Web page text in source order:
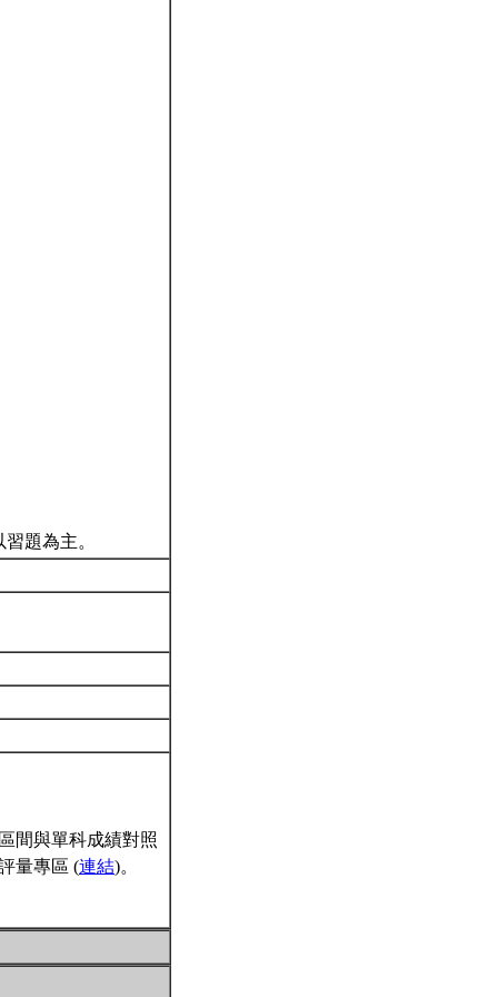
題為主。
間與單科成績對照
量專區 (連結)。